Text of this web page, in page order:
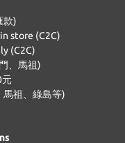
款)
store (C2C)
(C2C)
、馬祖)
元
馬祖、綠島等)